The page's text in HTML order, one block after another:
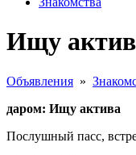
Ищу
Объявления »
даром: Ищу актива
Послушный пасс,